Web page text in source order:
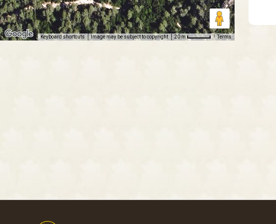
Keyboard shortcuts Image may be subject to copyright 20 m Terms